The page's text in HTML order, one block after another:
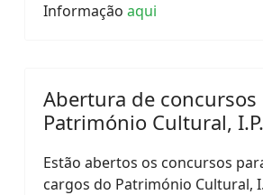
Informação aqui
Abertura de concursos
Património Cultural, I.P.
Estão abertos os concursos
cargos do Património Cultural, I.